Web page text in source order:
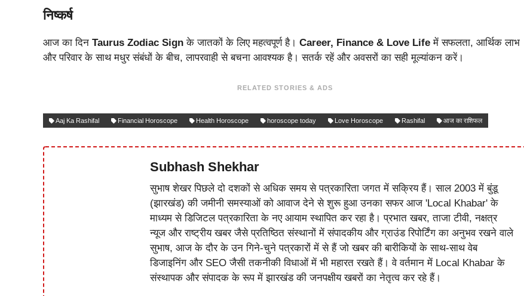
निष्कर्ष
आज का दिन Taurus Zodiac Sign के जातकों के लिए महत्वपूर्ण है। Career, Finance & Love Life में सफलता, आर्थिक लाभ
और परिवार के साथ मधुर संबंधों के बीच, लापरवाही से बचना आवश्यक है। सतर्क रहें और अवसरों का सही मूल्यांकन करें।
RELATED STORIES & ADS
Aaj Ka Rashifal Financial Horoscope Health Horoscope horoscope today Love Horoscope Rashifal आज का राशिफल
Subhash Shekhar
सुभाष शेखर पिछले दो दशकों से अधिक समय से पत्रकारिता जगत में सक्रिय हैं। साल 2003 में बुंडू
(झारखंड) की जमीनी समस्याओं को आवाज देने से शुरू हुआ उनका सफर आज 'Local Khabar' के
माध्यम से डिजिटल पत्रकारिता के नए आयाम स्थापित कर रहा है। प्रभात खबर, ताजा टीवी, नक्षत्र
न्यूज और राष्ट्रीय खबर जैसे प्रतिष्ठित संस्थानों में संपादकीय और ग्राउंड रिपोर्टिंग का अनुभव रखने वाले
सुभाष, आज के दौर के उन गिने-चुने पत्रकारों में से हैं जो खबर की बारीकियों के साथ-साथ वेब
डिजाइनिंग और SEO जैसी तकनीकी विधाओं में भी महारत रखते हैं। वे वर्तमान में Local Khabar के
संस्थापक और संपादक के रूप में झारखंड की जनपक्षीय खबरों का नेतृत्व कर रहे हैं।